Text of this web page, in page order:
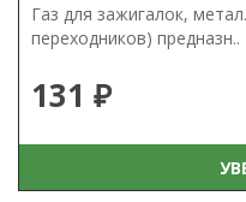
Газ для зажигалок,
переходников) предназн..
131 ₽